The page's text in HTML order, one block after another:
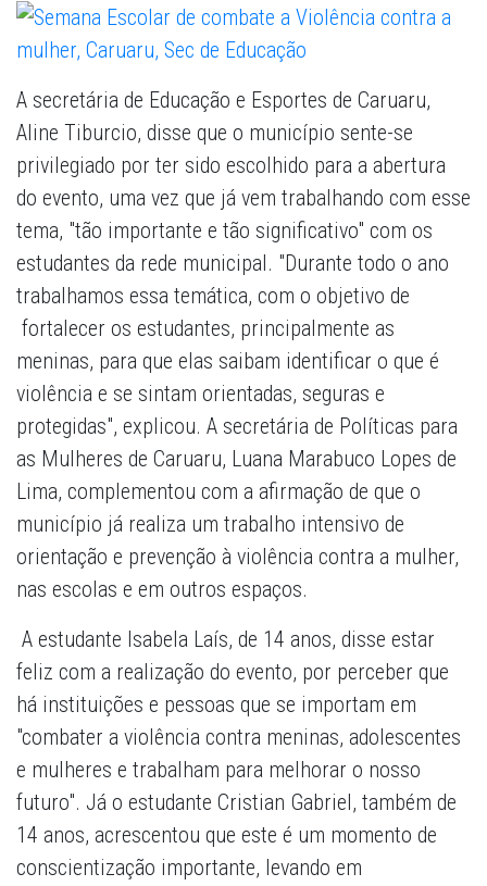
A secretária de Educação e Esportes de Caruaru,
Aline Tiburcio, disse que o município sente-se
privilegiado por ter sido escolhido para a abertura
do evento, uma vez que já vem trabalhando com esse
tema, "tão importante e tão significativo" com os
estudantes da rede municipal. "Durante todo o ano
trabalhamos essa temática, com o objetivo de
fortalecer os estudantes, principalmente as
meninas, para que elas saibam identificar o que é
violência e se sintam orientadas, seguras e
protegidas", explicou. A secretária de Políticas para
as Mulheres de Caruaru, Luana Marabuco Lopes de
Lima, complementou com a afirmação de que o
município já realiza um trabalho intensivo de
orientação e prevenção à violência contra a mulher,
nas escolas e em outros espaços.
A estudante Isabela Laís, de 14 anos, disse estar
feliz com a realização do evento, por perceber que
há instituições e pessoas que se importam em
"combater a violência contra meninas, adolescentes
e mulheres e trabalham para melhorar o nosso
futuro". Já o estudante Cristian Gabriel, também de
14 anos, acrescentou que este é um momento de
conscientização importante, levando em